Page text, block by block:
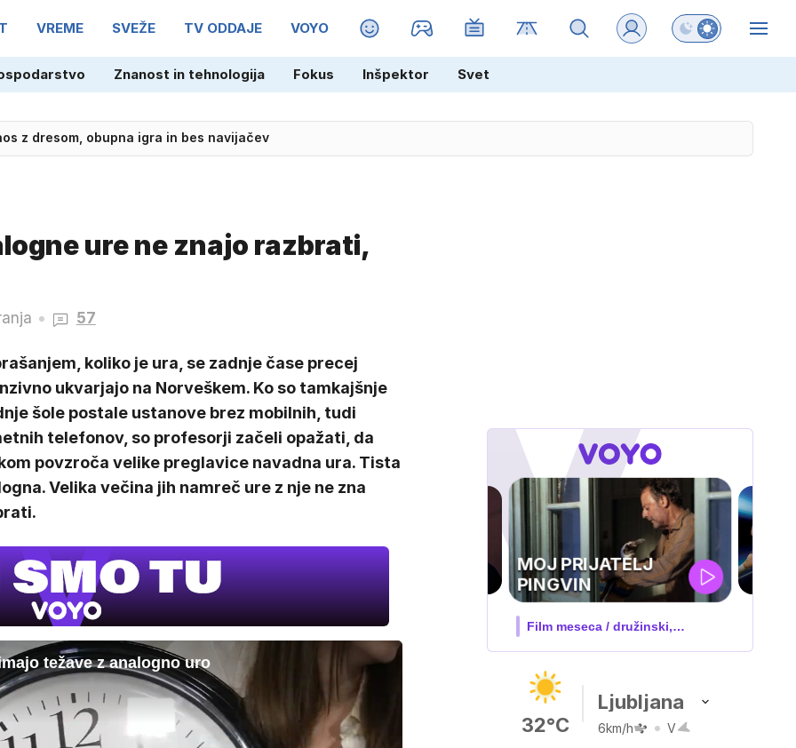
VREME SVEŽE TV ODDAJE VOYO MAGAZIN Preklopi barvni
Znanost in tehnologija Fokus Inšpektor Svet
z dresom, obupna igra in bes navijačev
ure ne znajo razbrati,
57
koliko je ura, se zadnje čase precej
ukvarjajo na Norveškem. Ko so tamkajšnje
šole postale ustanove brez mobilnih, tudi
telefonov, so profesorji začeli opažati, da
povzroča velike preglavice navadna ura. Tista
Velika večina jih namreč ure z nje ne zna
težave z analogno uro
UEFA
SUPERPOKAL
V živo na VOYO: sreda ob 20.30
32°C
Ljubljana
6km/h V